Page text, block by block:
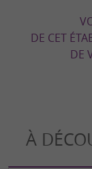
DE CET
DE
À